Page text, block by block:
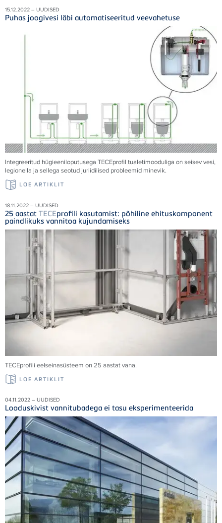
15.12.2022 – UUDISED
Puhas joogivesi läbi automatiseeritud veevahetuse
Integreeritud hügieeniloputusega TECEprofil tualetimooduliga on seisev vesi,
legionella ja sellega seotud juriidilised probleemid minevik.
LOE ARTIKLIT
18.11.2022 – UUDISED
25 aastat TECEprofili kasutamist: põhiline ehituskomponent
paindlikuks vannitoa kujundamiseks
TECEprofili eelseinasüsteem on 25 aastat vana.
LOE ARTIKLIT
04.11.2022 – UUDISED
Looduskivist vannitubadega ei tasu eksperimenteerida